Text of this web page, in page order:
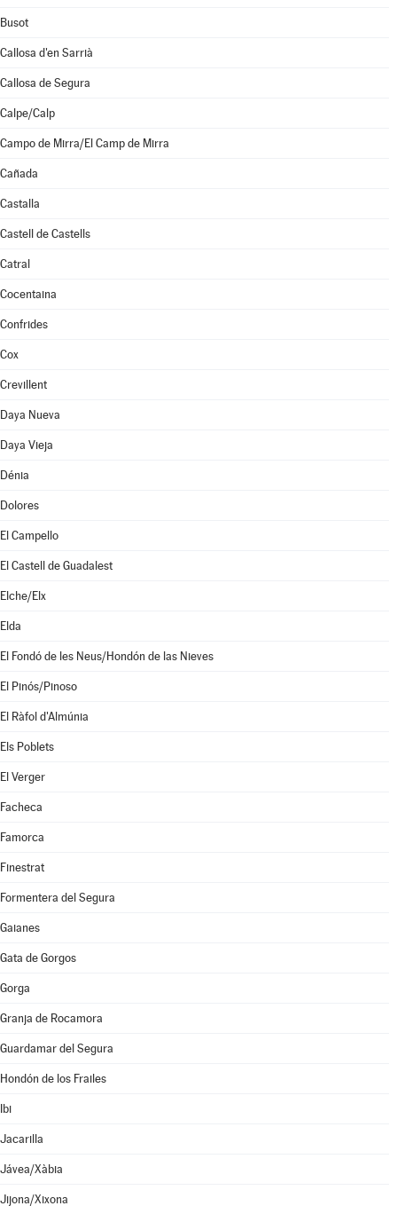
Busot
Callosa d'en Sarrià
Callosa de Segura
Calpe/Calp
Campo de Mirra/El Camp de Mirra
Cañada
Castalla
Castell de Castells
Catral
Cocentaina
Confrides
Cox
Crevillent
Daya Nueva
Daya Vieja
Dénia
Dolores
El Campello
El Castell de Guadalest
Elche/Elx
Elda
El Fondó de les Neus/Hondón de las Nieves
El Pinós/Pinoso
El Ràfol d'Almúnia
Els Poblets
El Verger
Facheca
Famorca
Finestrat
Formentera del Segura
Gaianes
Gata de Gorgos
Gorga
Granja de Rocamora
Guardamar del Segura
Hondón de los Frailes
Ibi
Jacarilla
Jávea/Xàbia
Jijona/Xixona